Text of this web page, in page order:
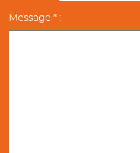
Message * :